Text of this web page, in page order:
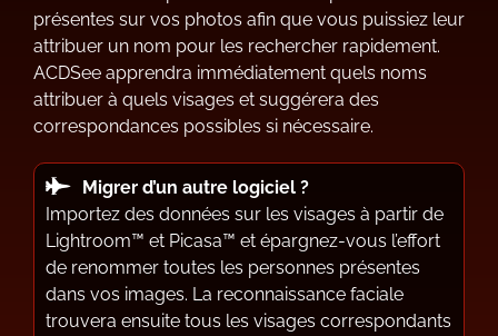
présentes sur vos photos afin que vous puissiez leur
attribuer un nom pour les rechercher rapidement.
ACDSee apprendra immédiatement quels noms
attribuer à quels visages et suggérera des
correspondances possibles si nécessaire.
Migrer d’un autre logiciel ?
Importez des données sur les visages à partir de
Lightroom™ et Picasa™ et épargnez-vous l’effort
de renommer toutes les personnes présentes
dans vos images. La reconnaissance faciale
trouvera ensuite tous les visages correspondants